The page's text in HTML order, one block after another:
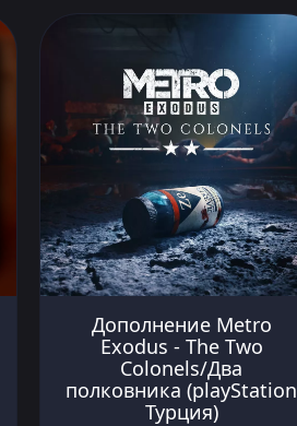
Дополнение Metro
Exodus - The Two
Colonels/Два
полковника (playStation
Турция)